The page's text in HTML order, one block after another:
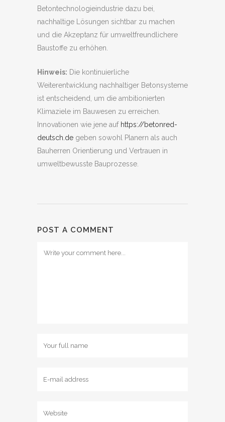
Betontechnologieindustrie dazu bei,
nachhaltige Lösungen sichtbar zu machen
und die Akzeptanz für umweltfreundlichere
Baustoffe zu erhöhen.
Hinweis: Die kontinuierliche
Weiterentwicklung nachhaltiger Betonsysteme
ist entscheidend, um die ambitionierten
Klimaziele im Bauwesen zu erreichen.
Innovationen wie jene auf https://betonred-
deutsch.de geben sowohl Planern als auch
Bauherren Orientierung und Vertrauen in
umweltbewusste Bauprozesse.
POST A COMMENT